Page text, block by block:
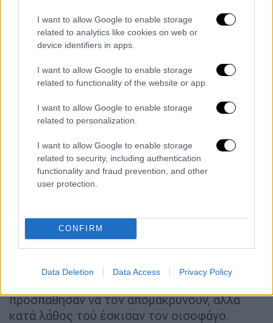
I want to allow Google to enable storage
related to analytics like cookies on web or
device identifiers in apps.
I want to allow Google to enable storage
related to functionality of the website or app.
I want to allow Google to enable storage
related to personalization.
I want to allow Google to enable storage
related to security, including authentication
functionality and fraud prevention, and other
user protection.
CONFIRM
Data Deletion Data Access Privacy Policy
ζήτησε να το υπογράψει. Καθώς εκείνη δεν
μπορούσε να καταλάβει το περιεχόμενο του
συντεταγμένου στα ελληνικά εγγράφου, ο
γαστρεντερολόγος την ενημέρωσε ότι ήταν
μία φόρμα συναίνεσης για την ενδοσκόπηση
και ότι έπρεπε να την υπογράψει για καθαρά
τυπικούς λόγους. Η σύζυγός του υπέγραψε
από το εργαστήριο, για τη διάγνωση του
γιατρού.
Σύμφωνα με την αγωγή, το ενδοσκόπιο του
ένας άλλος γιατρός, αναισθησιολόγος, τού
χορήγησε γενική αναισθησία. Στη συνέχεια, ο
γαστρεντερολόγος ανακοίνωσε στη σύζυγο
και τα παιδιά του εξεταζόμενου ότι είχαν
προσπάθησαν να τον απομακρύνουν, αλλά
κατά λάθος τού έσκισαν τον οισοφάγο.